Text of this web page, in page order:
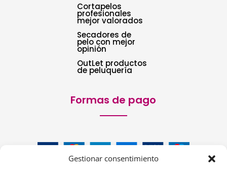
Gestionar consentimiento
Cortapelos
profesionales
mejor valorados
Secadores de
pelo con mejor
opinión
OutLet productos
de peluquería
Formas de pago